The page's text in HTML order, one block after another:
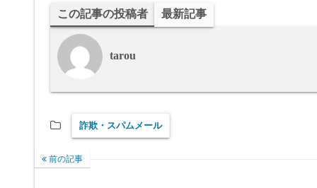
この記事の投稿者 最新記事
tarou
詐欺・スパムメール
前の記事